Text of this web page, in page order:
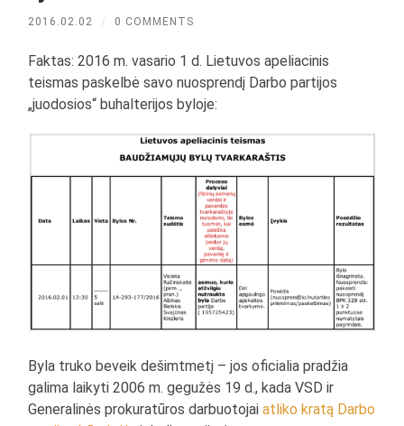
2016.02.02 / 0 COMMENTS
Faktas: 2016 m. vasario 1 d. Lietuvos apeliacinis
teismas paskelbė savo nuosprendį Darbo partijos
„juodosios“ buhalterijos byloje:
Byla truko beveik dešimtmetį – jos oficialia pradžia
galima laikyti 2006 m. gegužės 19 d., kada VSD ir
Generalinės prokuratūros darbuotojaiatliko kratą Darbo